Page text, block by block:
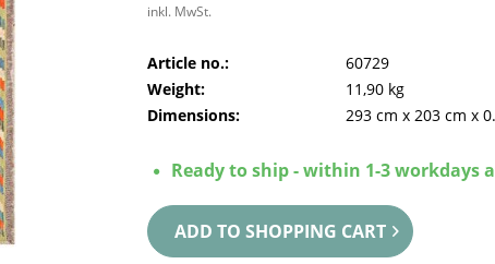
inkl. MwSt.
Article no.:
60729
Weight:
11,90 kg
Dimensions:
293 cm x203 cm x
Ready to ship - within 1-3 workdays
ADD TO SHOPPING CART